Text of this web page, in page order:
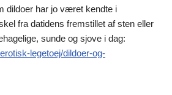
dildoer har jo været kendte i
fra datidens fremstillet af sten eller
sunde og sjove i dag:
legetoej/dildoer-og-